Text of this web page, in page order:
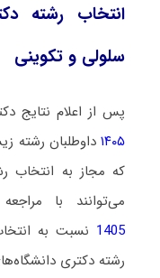
انتخاب رشته
سلولی و تکوینی
پس از اعلام نتایج دکتری
۱۴۰۵داوطلبان رشته
که مجاز به انتخاب
می‌توانند با
1405 نسبت به
رشته دکتری